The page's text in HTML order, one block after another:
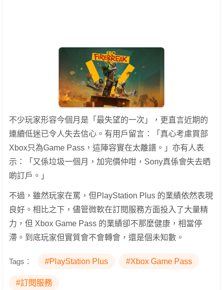
不少玩家形容今個月是「最失望的一次」，更直言近期的
連續低迷已令人失去信心。有用戶留言：「真心考慮買部
Xbox只為Game Pass，這陣容實在太離譜。」亦有人表
示：「又係垃圾一個月，加完價仲咁，Sony真係會失去晒
啲訂戶。」
不過，雖然玩家在罵，但PlayStation Plus 的業績依然表現
良好。相比之下，儘管微軟在訂閱服務方面投入了大量精
力，但 Xbox Game Pass 的業績卻不那麼健康，相當停
滯。到底玩家但實質會不會轉會，還是個未知數。
Tags： #PlayStation Plus #Xbox Game Pass
#訂閱服務